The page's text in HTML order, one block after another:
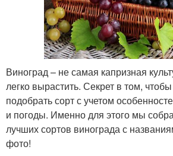
Виноград – не самая капризная
легко вырастить. Секрет в том,
подобрать сорт с учетом
и погоды. Именно для этого мы
лучших сортов винограда с
фото!